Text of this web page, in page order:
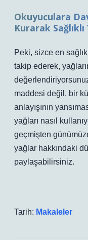
Okuyuculara
Kurarak
Peki, sizce en
takip ederek,
maddesi değil, bir
anlayışının
yağları nasıl
geçmişten
yağlar hakkındaki
paylaşabilirsiniz.
Tarih: Makaleler